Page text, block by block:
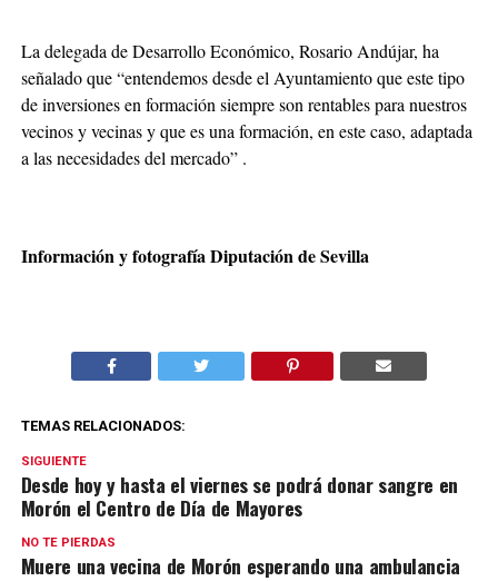
La delegada de Desarrollo Económico, Rosario Andújar, ha
señalado que “entendemos desde el Ayuntamiento que este tipo
de inversiones en formación siempre son rentables para nuestros
vecinos y vecinas y que es una formación, en este caso, adaptada
a las necesidades del mercado” .
Información y fotografía Diputación de Sevilla
TEMAS RELACIONADOS:
SIGUIENTE
Desde hoy y hasta el viernes se podrá donar sangre en
Morón el Centro de Día de Mayores
NO TE PIERDAS
Muere una vecina de Morón esperando una ambulancia